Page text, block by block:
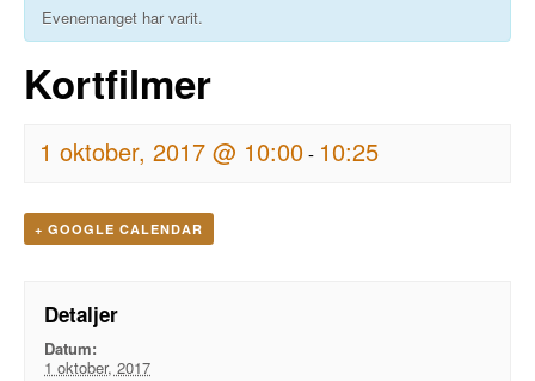
Evenemanget har varit.
Kortfilmer
1 oktober, 2017 @ 10:00- 10:25
+ GOOGLE CALENDAR
Detaljer
Datum:
1 oktober, 2017